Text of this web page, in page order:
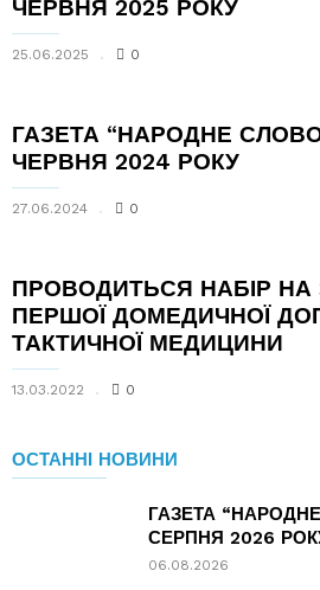
ЧЕРВНЯ 2025 РОКУ
25.06.2025 0
ГАЗЕТА “НАРОДНЕ
ЧЕРВНЯ 2024 РОКУ
27.06.2024 0
ПРОВОДИТЬСЯ НАБІР НА
ПЕРШОЇ ДОМЕДИЧНОЇ
ТАКТИЧНОЇ МЕДИЦИНИ
13.03.2022 0
ОСТАННІ НОВИНИ
ГАЗЕТА
СЕРПНЯ 2026
06.08.2026